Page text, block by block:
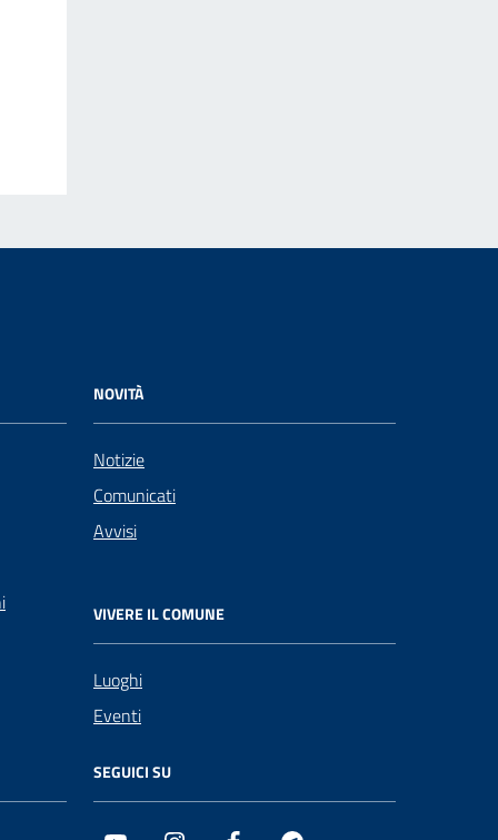
NOVITÀ
Notizie
Comunicati
Avvisi
VIVERE IL COMUNE
Luoghi
Eventi
SEGUICI SU